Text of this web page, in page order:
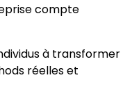
compte
à transformer
réelles et